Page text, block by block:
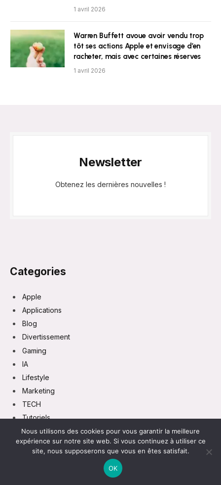
1 avril 2026
Warren Buffett avoue avoir vendu trop
tôt ses actions Apple et envisage d’en
racheter, mais avec certaines réserves
1 avril 2026
Newsletter
Obtenez les dernières nouvelles !
Categories
Apple
Applications
Blog
Divertissement
Gaming
IA
Lifestyle
Marketing
TECH
Tutoriels
Vie Pratique
Nous utilisons des cookies pour vous garantir la meilleure
expérience sur notre site web. Si vous continuez à utiliser ce
site, nous supposerons que vous en êtes satisfait.
OK